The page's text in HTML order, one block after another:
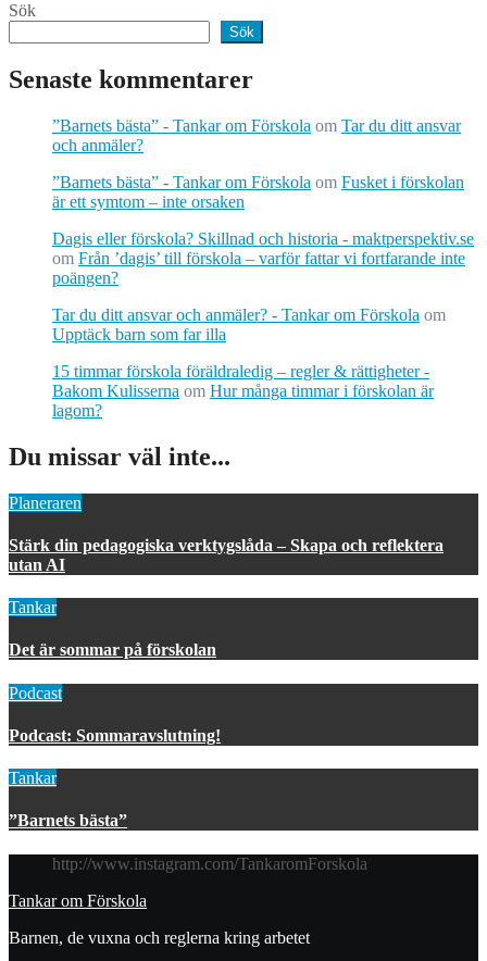
Sök
Sök
Senaste kommentarer
”Barnets bästa” - Tankar om Förskola om Tar du ditt ansvar
och anmäler?
”Barnets bästa” - Tankar om Förskola om Fusket i förskolan
är ett symtom – inte orsaken
Dagis eller förskola? Skillnad och historia - maktperspektiv.se
om Från ’dagis’ till förskola – varför fattar vi fortfarande inte
poängen?
Tar du ditt ansvar och anmäler? - Tankar om Förskola om
Upptäck barn som far illa
15 timmar förskola föräldraledig – regler & rättigheter -
Bakom Kulisserna om Hur många timmar i förskolan är
lagom?
Du missar väl inte...
Planeraren
Stärk din pedagogiska verktygslåda – Skapa och reflektera
utan AI
Tankar
Det är sommar på förskolan
Podcast
Podcast: Sommaravslutning!
Tankar
”Barnets bästa”
http://www.instagram.com/TankaromForskola
Tankar om Förskola
Barnen, de vuxna och reglerna kring arbetet